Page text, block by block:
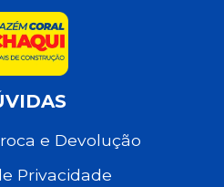
e Devolução
Privacidade